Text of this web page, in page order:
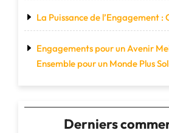
La Puissance de l’Engagement :
Engagements pour un Avenir
Ensemble pour un Monde Plus
Derniers